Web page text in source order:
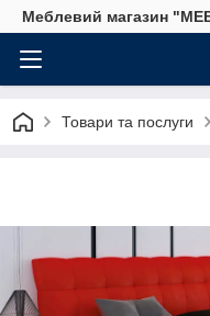
Меблевий магазин
Товари та послуги